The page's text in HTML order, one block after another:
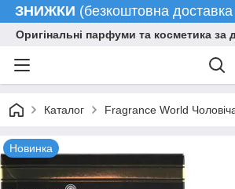
ЗНИЖКИ (безкоштовна
Оригінальні парфуми та косметика за
Каталог Fragrance World
Новинка